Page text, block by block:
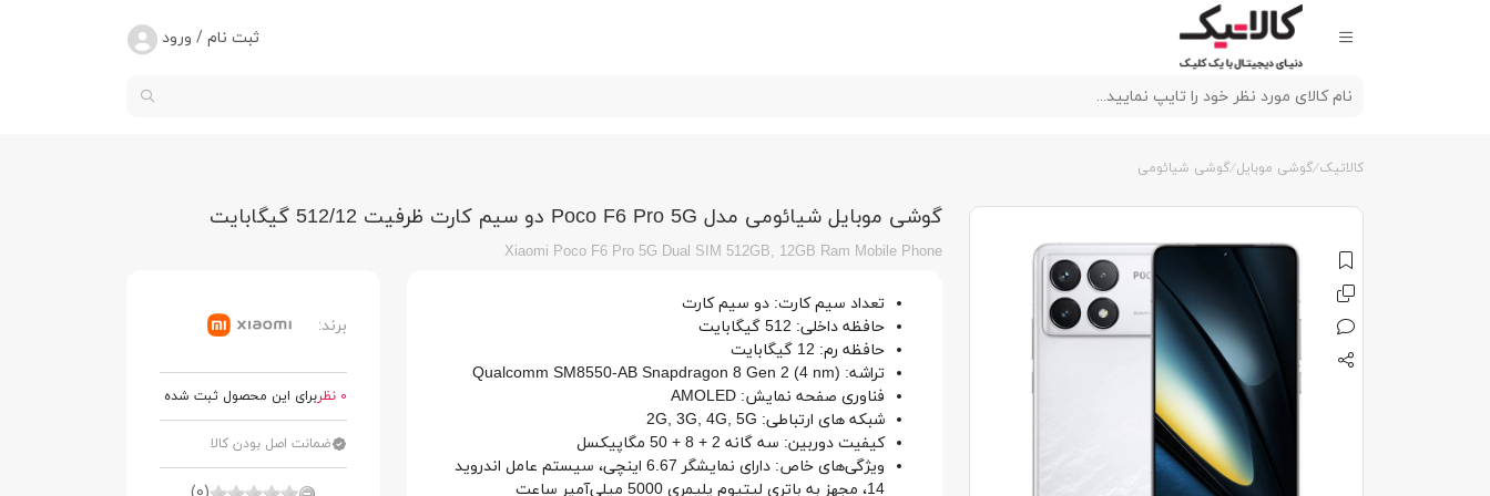
ثبت نام / ورود
کالاتیک گوشی موبایل گوشی شیائومی
گوشی موبایل شیائومی مدل Poco F6 Pro 5G دو سیم کارت ظرفیت 512/12 گیگابایت
Xiaomi Poco F6 Pro 5G Dual SIM 512GB, 12GB Ram Mobile Phone
تعداد سیم کارت: دو سیم کارت
حافظه داخلی: 512 گیگابایت
حافظه رم: 12 گیگابایت
تراشه: Qualcomm SM8550-AB Snapdragon 8 Gen 2 (4 nm)
فناوری صفحه نمایش: AMOLED
شبکه های ارتباطی: 2G, 3G, 4G, 5G
کیفیت دوربین: سه گانه 2 + 8 + 50 مگاپیکسل
ویژگی‌های خاص: دارای نمایشگر 6.67 اینچی، سیستم عامل اندروید
14، مجهز به باتری لیتیوم پلیمری 5000 میلی‌آمپر ساعت
برند:
0 نظر برای این محصول ثبت شده
ضمانت اصل بودن کالا